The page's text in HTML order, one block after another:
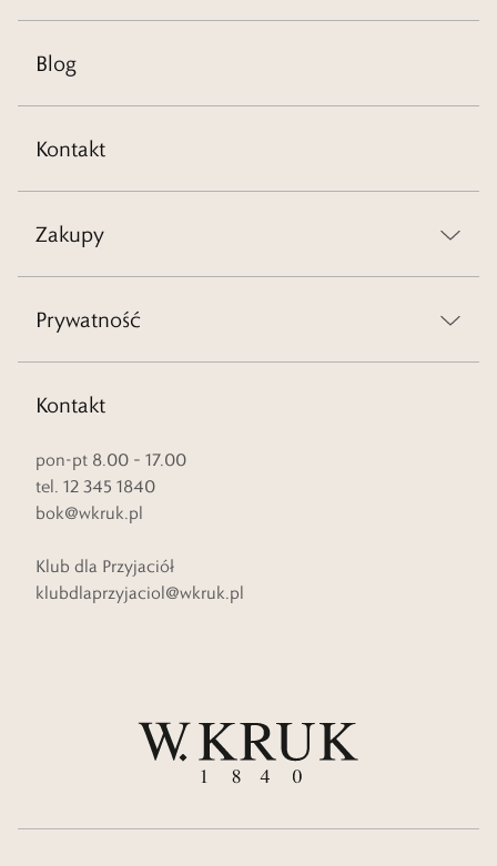
Blog
Kontakt
Zakupy
Prywatność
Kontakt
pon-pt 8.00 – 17.00
tel. 12 345 1840
bok@wkruk.pl
Klub dla Przyjaciół
klubdlaprzyjaciol@wkruk.pl